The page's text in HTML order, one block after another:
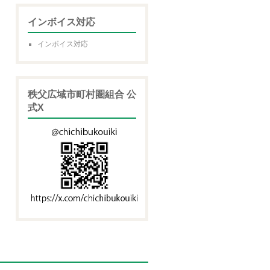
インボイス対応
インボイス対応
秩父広域市町村圏組合 公
式X